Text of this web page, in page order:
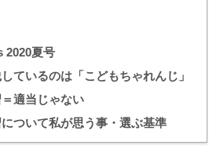
2020夏号
ているのは「こどもちゃれんじ」
適当じゃない
ついて私が思う事・選ぶ基準